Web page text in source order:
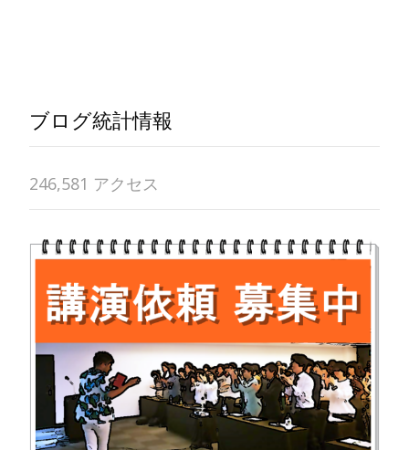
ブログ統計情報
246,581 アクセス